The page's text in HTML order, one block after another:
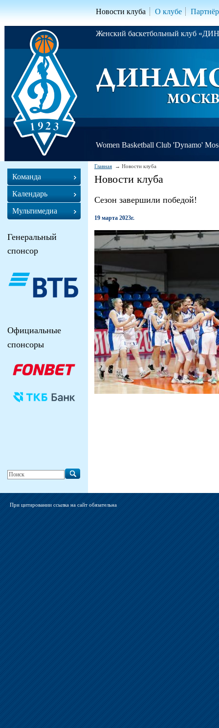
Новости клуба О клубе
Женский баскетбольный клуб
Women Basketball Club 'Dynamo'
Главная Новости клуба
Новости клуба
Сезон завершили победой!
19 марта 2023г.
Команда
Календарь
Мультимедиа
Генеральный
спонсор
Официальные
спонсоры
При цитировании ссылка на сайт обязательна